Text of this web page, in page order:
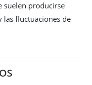
suelen producirse
las fluctuaciones de